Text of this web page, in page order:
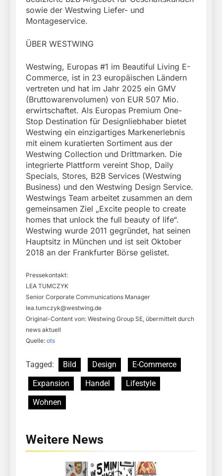
sowie der Westwing Liefer- und
Montageservice.
ÜBER WESTWING
Westwing, Europas #1 im Beautiful Living E-
Commerce, ist in 23 europäischen Ländern
vertreten und hat im Jahr 2025 ein GMV
(Bruttowarenvolumen) von EUR 507 Mio.
erwirtschaftet. Als Europas Premium One-
Stop Destination für Designliebhaber bietet
Westwing ein einzigartiges Markenerlebnis
mit einem kuratierten Sortiment aus der
Westwing Collection und Drittmarken. Die
integrierte Plattform vereint Shop, Daily
Specials, Stores, B2B Services (Westwing
Business) und den Westwing Design Service.
Westwings Team arbeitet zusammen an dem
gemeinsamen Ziel „Excite people to create
homes that unlock the full beauty of life“.
Westwing wurde 2011 gegründet, hat seinen
Hauptsitz in München und ist seit Oktober
2018 an der Frankfurter Börse gelistet.
Pressekontakt:
LEA TUMCZYK
Senior Corporate Communications Manager
lea.tumczyk@westwing.de
Original-Content von: Westwing Group SE, übermittelt durch
news aktuell
Quelle: ots
Tagged: Bild Design
E-Commerce
Expansion
Handel
Lifestyle
Wohnen
Weitere News